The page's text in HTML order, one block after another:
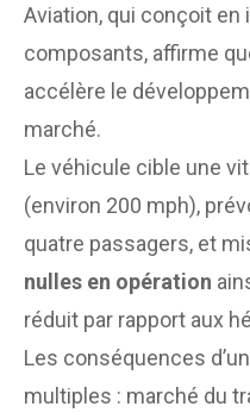
Aviation, qui conçoit
composants, affirme
accélère le
marché.
Le véhicule cible une
(environ 200 mph),
quatre passagers, et
nulles en opération
réduit par rapport aux
Les conséquences
multiples : marché du